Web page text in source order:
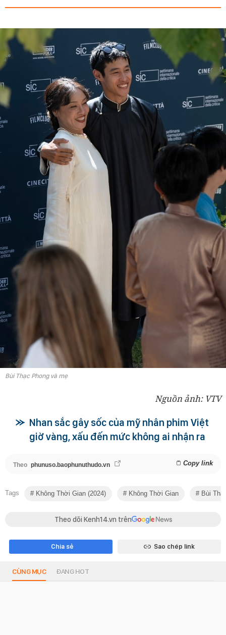
Bùi Thạc Phong và mẹ
Nguồn ảnh: VTV
Nhan sắc gây sốc của mỹ nhân phim Việt
giờ vàng, xấu đến mức không ai nhận ra
Theo phunuso.baophunuthudo.vn Copy link
Tags Không Thời Gian (2024) Không Thời Gian Bùi
Theo dõi Kenh14.vn trên
Chia sẻ Sao chép link
CÙNG MỤC ĐANG HOT